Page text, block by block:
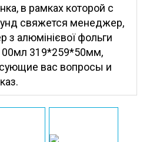
в рамках которой с
свяжется менеджер,
з алюмінієвої фольги
319*259*50мм,
вас вопросы и